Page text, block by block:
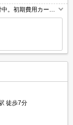
。初期費用カード
徒歩7分